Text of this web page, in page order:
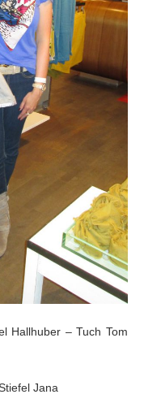
Hallhuber – Tuch Tom
Jana